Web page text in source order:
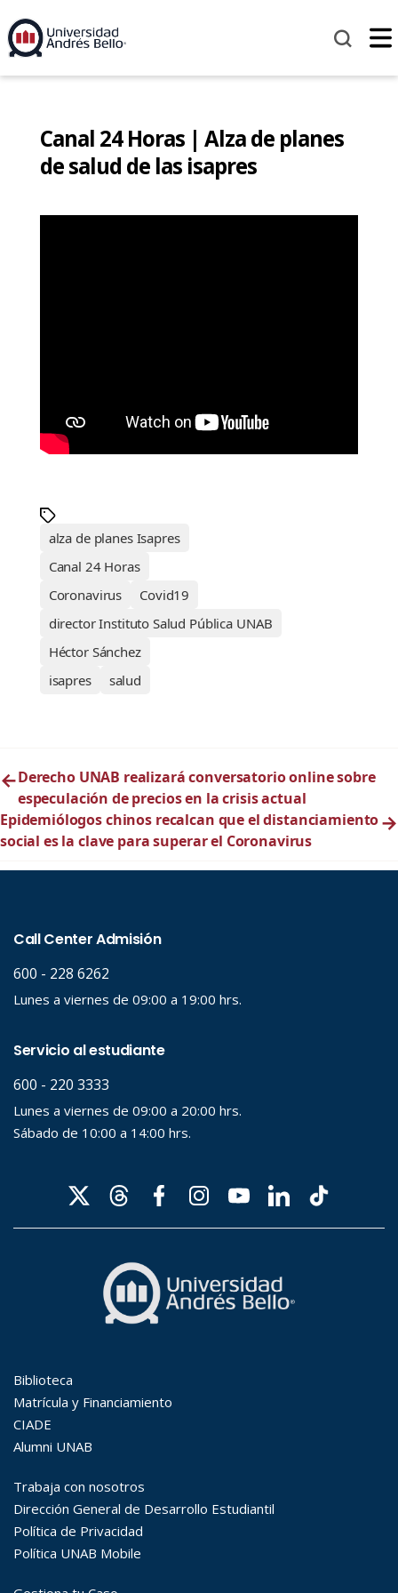
Canal 24 Horas | Alza de planes
de salud de las isapres
alza de planes Isapres
Canal 24 Horas
Coronavirus
Covid19
director Instituto Salud Pública UNAB
Héctor Sánchez
isapres
salud
←Derecho UNAB realizará conversatorio online sobre
especulación de precios en la crisis actual
Epidemiólogos chinos recalcan que el distanciamiento
social es la clave para superar el Coronavirus
→